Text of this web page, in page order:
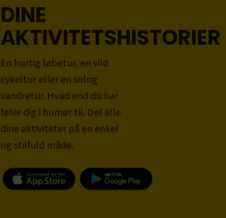
DINE
AKTIVITETSHISTORIER
En hurtig løbetur, en vild
cykeltur eller en solrig
vandretur. Hvad end du har
føler dig i humør til. Del alle
dine aktiviteter på en enkel
og stilfuld måde.